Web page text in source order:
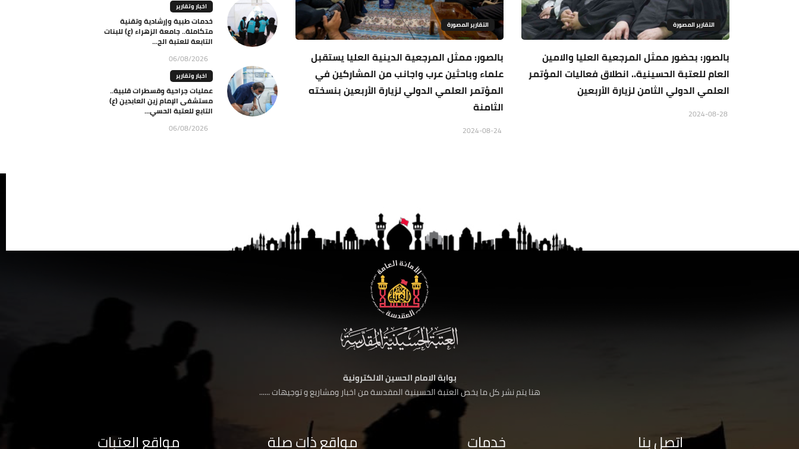
التقارير المصورة
بالصور: بحضور ممثل المرجعية العليا والامين
العام للعتبة الحسينية.. انطلاق فعاليات المؤتمر
العلمي الدولي الثامن لزيارة الأربعين
التقارير المصورة
بالصور: ممثل المرجعية الدينية العليا يستقبل
علماء وباحثين عرب واجانب من المشاركين في
المؤتمر العلمي الدولي لزيارة الأربعين بنسخته
الثامنة
اخبار وتقارير
خدمات طبية وإرشادية وتقنية
متكاملة.. جامعة الزهراء (ع) للبنات
التابعة للعتبة الح...
06/08/2026
اخبار وتقارير
عمليات جراحية وقسطرات قلبية..
مستشفى الإمام زين العابدين (ع)
التابع للعتبة الحسي...
06/08/2026
بوابة الامام الحسين الالكترونية
هنا يتم نشر كل ما يخص العتبة الحسينية المقدسة من اخبار ومشاريع و توجيهات ......
اتصل بنا خدمات مواقع ذات صلة مواقع العتبات